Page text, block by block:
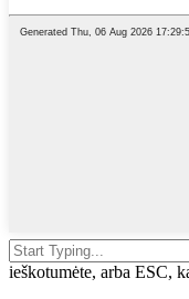
ieškotumėte, arba ESC,